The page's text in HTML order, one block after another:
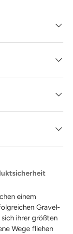
einem
Gravel-
ihrer größten
Wege fliehen